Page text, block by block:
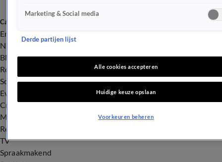
Categorieën
Entertainment
Nieuws
BN'ers
Royalty
Songfestival
Evenementen
Crime
Misdaad
Rechtszaken
TV
Spraakmakend
Marketing & Social media
Derde partijen lijst
Alle cookies accepteren
Huidige keuze opslaan
Voorkeuren beheren